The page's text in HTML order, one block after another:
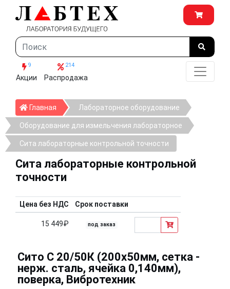
9
Акции
214
Распродажа
Главная ГлавнаяЛабораторное оборудование
Оборудование для измельчения лабораторное
Сита лабораторные контрольной точности
Сита лабораторные контрольной
точности
Цена без НДС Срок поставки
15 449₽ под заказ
Сито С 20/50К (200х50мм, сетка -
нерж. сталь, ячейка 0,140мм),
поверка, Вибротехник